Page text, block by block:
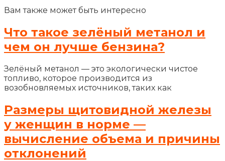
Вам также может быть интересно
Что такое зелёный метанол и
чем он лучше бензина?
Зелёный метанол — это экологически чистое
топливо, которое производится из
возобновляемых источников, таких как
Размеры щитовидной железы
у женщин в норме —
вычисление объема и причины
отклонений